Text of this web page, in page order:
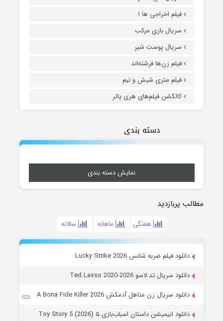
فیلم اخراجی ها ۱
سریال بازی مرکب
سریال پوست شیر
فیلم زن‌ها فرشته‌اند
فیلم متری شیش و نیم
کالکشن فیلم‌های هری پاتر
دسته بندی
نمایش دسته بندی
مطالب پربازدید
هفتگی ماهانه سالانه
دانلود فیلم ضربه شانس Lucky Strike 2026
دانلود سریال تد لاسو Ted Lasso 2020-2026
دانلود سریال زن متاهل آدمکش A Bona Fide Killer 2026
دانلود انیمیشن داستان اسباب‌بازی ۵ Toy Story 5 (2026)